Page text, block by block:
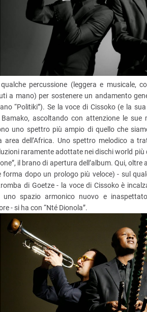
percussione (leggera e musicale,
a mano) per sostenere un andamento
“Politiki”). Se la voce di Cissoko (e la
ascoltando con attenzione le
uno spettro più ampio di quello che
dell’Africa. Uno spettro melodico a
raramente adottate nei dischi world
il brano di apertura dell’album. Qui,
forma dopo un prologo più veloce) - sul
di Goetze - la voce di Cissoko è
uno spazio armonico nuovo e
- si ha con “Nté Dionola”.